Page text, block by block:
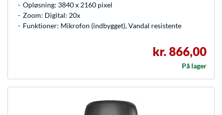
Opløsning: 3840 x 2160 pixel
Zoom: Digital: 20x
Funktioner: Mikrofon (indbygget), Vandal resistente
kr. 866,00
På lager